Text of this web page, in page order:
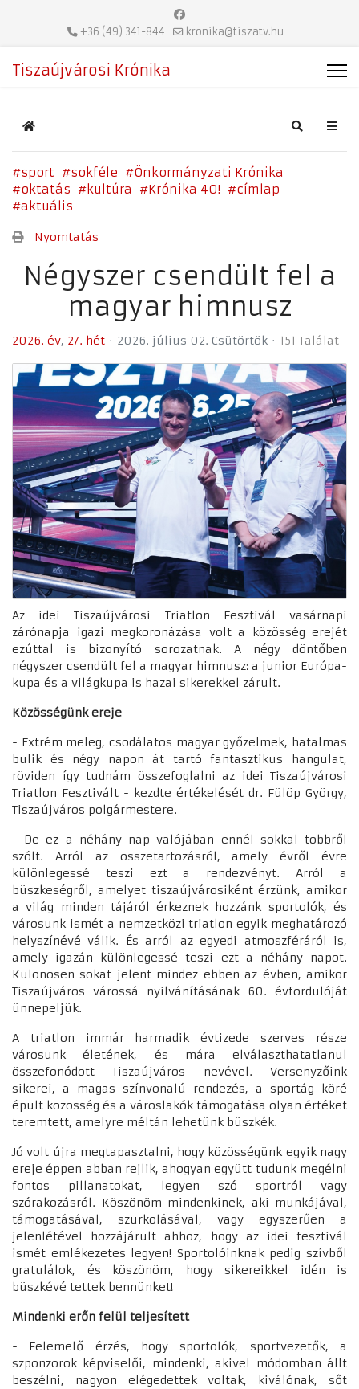
+36 (49) 341-844 kronika@tiszatv.hu
Tiszaújvárosi Krónika
Home Search
sport sokféle
Önkormányzati Krónika
oktatás
kultúra Krónika 40!
címlap
aktuális
Nyomtatás
Négyszer csendült fel a
magyar himnusz
2026. év 27. hét 2026. július 02. Csütörtök 151 Találat
Az idei Tiszaújvárosi Triatlon Fesztivál vasárnapi
zárónapja igazi megkoronázása volt a közösség erejét
ezúttal is bizonyító sorozatnak. A négy döntőben
négyszer csendült fel a magyar himnusz: a junior Európa-
kupa és a világkupa is hazai sikerekkel zárult.
Közösségünk ereje
- Extrém meleg, csodálatos magyar győzelmek, hatalmas
bulik és négy napon át tartó fantasztikus hangulat,
röviden így tudnám összefoglalni az idei Tiszaújvárosi
Triatlon Fesztivált - kezdte értékelését dr. Fülöp György,
Tiszaújváros polgármestere.
- De ez a néhány nap valójában ennél sokkal többről
szólt. Arról az összetartozásról, amely évről évre
különlegessé teszi ezt a rendezvényt. Arról a
büszkeségről, amelyet tiszaújvárosiként érzünk, amikor
a világ minden tájáról érkeznek hozzánk sportolók, és
városunk ismét a nemzetközi triatlon egyik meghatározó
helyszínévé válik. És arról az egyedi atmoszféráról is,
amely igazán különlegessé teszi ezt a néhány napot.
Különösen sokat jelent mindez ebben az évben, amikor
Tiszaújváros várossá nyilvánításának 60. évfordulóját
ünnepeljük.
A triatlon immár harmadik évtizede szerves része
városunk életének, és mára elválaszthatatlanul
összefonódott Tiszaújváros nevével. Versenyzőink
sikerei, a magas színvonalú rendezés, a sportág köré
épült közösség és a városlakók támogatása olyan értéket
teremtett, amelyre méltán lehetünk büszkék.
Jó volt újra megtapasztalni, hogy közösségünk egyik nagy
ereje éppen abban rejlik, ahogyan együtt tudunk megélni
fontos pillanatokat, legyen szó sportról vagy
szórakozásról. Köszönöm mindenkinek, aki munkájával,
támogatásával, szurkolásával, vagy egyszerűen a
jelenlétével hozzájárult ahhoz, hogy az idei fesztivál
ismét emlékezetes legyen! Sportolóinknak pedig szívből
gratulálok, és köszönöm, hogy sikereikkel idén is
büszkévé tettek bennünket!
Mindenki erőn felül teljesített
- Felemelő érzés, hogy sportolók, sportvezetők, a
szponzorok képviselői, mindenki, akivel módomban állt
beszélni, nagyon elégedettek voltak, kiválónak, sőt